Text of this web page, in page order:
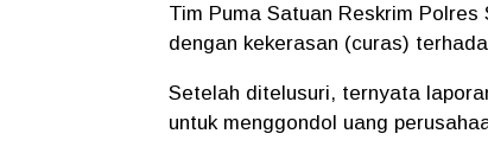
Tim Puma Satuan Reskrim
dengan kekerasan (curas)
Setelah ditelusuri, ternyata
untuk menggondol uang